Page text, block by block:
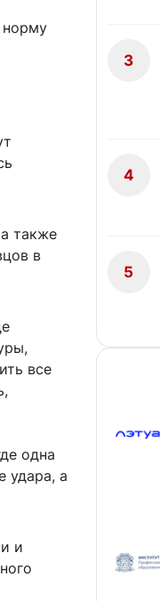
норму
также
в
все
одна
удара, а
и
3
4
5